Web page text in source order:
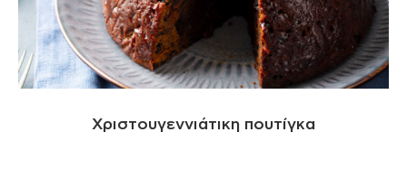
Χριστουγεννιάτικη πουτίγκα